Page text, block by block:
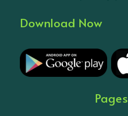
Download Now
Pages